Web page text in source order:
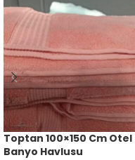
Toptan 100×150 Cm Otel
Banyo Havlusu